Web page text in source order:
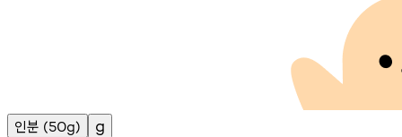
인분 (50g) g